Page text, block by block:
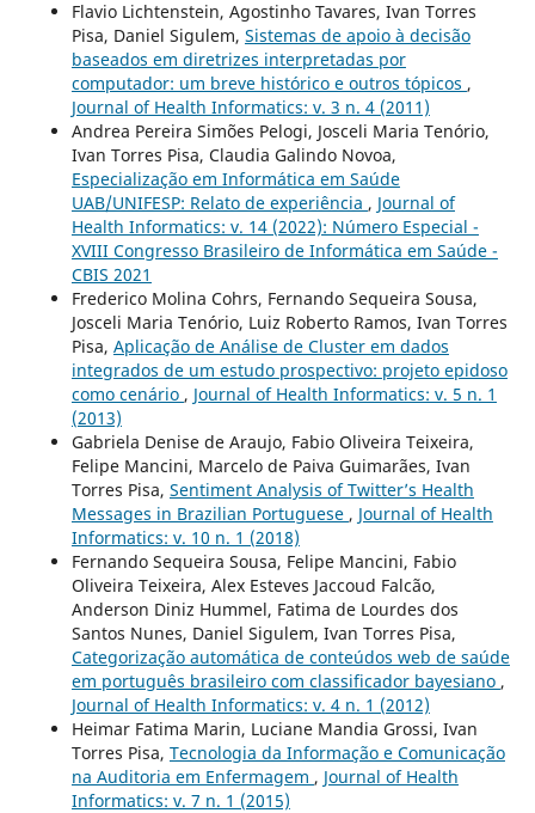
Flavio Lichtenstein, Agostinho Tavares, Ivan Torres
Pisa, Daniel Sigulem, Sistemas de apoio à decisão
baseados em diretrizes interpretadas por
computador: um breve histórico e outros tópicos ,
Journal of Health Informatics: v. 3 n. 4 (2011)
Andrea Pereira Simões Pelogi, Josceli Maria Tenório,
Ivan Torres Pisa, Claudia Galindo Novoa,
Especialização em Informática em Saúde
UAB/UNIFESP: Relato de experiência , Journal of
Health Informatics: v. 14 (2022): Número Especial -
XVIII Congresso Brasileiro de Informática em Saúde -
CBIS 2021
Frederico Molina Cohrs, Fernando Sequeira Sousa,
Josceli Maria Tenório, Luiz Roberto Ramos, Ivan Torres
Pisa, Aplicação de Análise de Cluster em dados
integrados de um estudo prospectivo: projeto epidoso
como cenário , Journal of Health Informatics: v. 5 n. 1
(2013)
Gabriela Denise de Araujo, Fabio Oliveira Teixeira,
Felipe Mancini, Marcelo de Paiva Guimarães, Ivan
Torres Pisa, Sentiment Analysis of Twitter’s Health
Messages in Brazilian Portuguese , Journal of Health
Informatics: v. 10 n. 1 (2018)
Fernando Sequeira Sousa, Felipe Mancini, Fabio
Oliveira Teixeira, Alex Esteves Jaccoud Falcão,
Anderson Diniz Hummel, Fatima de Lourdes dos
Santos Nunes, Daniel Sigulem, Ivan Torres Pisa,
Categorização automática de conteúdos web de saúde
em português brasileiro com classificador bayesiano ,
Journal of Health Informatics: v. 4 n. 1 (2012)
Heimar Fatima Marin, Luciane Mandia Grossi, Ivan
Torres Pisa, Tecnologia da Informação e Comunicação
na Auditoria em Enfermagem , Journal of Health
Informatics: v. 7 n. 1 (2015)